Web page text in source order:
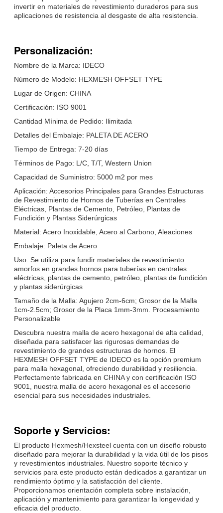
invertir en materiales de revestimiento duraderos para sus
aplicaciones de resistencia al desgaste de alta resistencia.
Personalización:
Nombre de la Marca: IDECO
Número de Modelo: HEXMESH OFFSET TYPE
Lugar de Origen: CHINA
Certificación: ISO 9001
Cantidad Mínima de Pedido: Ilimitada
Detalles del Embalaje: PALETA DE ACERO
Tiempo de Entrega: 7-20 días
Términos de Pago: L/C, T/T, Western Union
Capacidad de Suministro: 5000 m2 por mes
Aplicación: Accesorios Principales para Grandes Estructuras
de Revestimiento de Hornos de Tuberías en Centrales
Eléctricas, Plantas de Cemento, Petróleo, Plantas de
Fundición y Plantas Siderúrgicas
Material: Acero Inoxidable, Acero al Carbono, Aleaciones
Embalaje: Paleta de Acero
Uso: Se utiliza para fundir materiales de revestimiento
amorfos en grandes hornos para tuberías en centrales
eléctricas, plantas de cemento, petróleo, plantas de fundición
y plantas siderúrgicas
Tamaño de la Malla: Agujero 2cm-6cm; Grosor de la Malla
1cm-2.5cm; Grosor de la Placa 1mm-3mm. Procesamiento
Personalizable
Descubra nuestra malla de acero hexagonal de alta calidad,
diseñada para satisfacer las rigurosas demandas de
revestimiento de grandes estructuras de hornos. El
HEXMESH OFFSET TYPE de IDECO es la opción premium
para malla hexagonal, ofreciendo durabilidad y resiliencia.
Perfectamente fabricada en CHINA y con certificación ISO
9001, nuestra malla de acero hexagonal es el accesorio
esencial para sus necesidades industriales.
Soporte y Servicios:
El producto Hexmesh/Hexsteel cuenta con un diseño robusto
diseñado para mejorar la durabilidad y la vida útil de los pisos
y revestimientos industriales. Nuestro soporte técnico y
servicios para este producto están dedicados a garantizar un
rendimiento óptimo y la satisfacción del cliente.
Proporcionamos orientación completa sobre instalación,
aplicación y mantenimiento para garantizar la longevidad y
eficacia del producto.